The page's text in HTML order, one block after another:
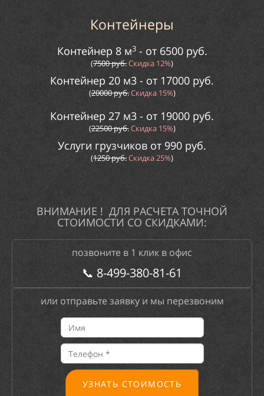
Контейнеры
Контейнер 8 м3- от6500 руб.
(7500руб.Скидка 12%)
Контейнер 20 м3 - от17000 руб.
(20000руб.Скидка15%)
Контейнер 27 м3 - от 19000 руб.
(22500руб.Скидка15%)
Услуги грузчиков от 990 руб.
(1250руб.Скидка25%)
ВНИМАНИЕ ! ДЛЯ РАСЧЕТА ТОЧНОЙ
СТОИМОСТИ СО СКИДКАМИ:
позвоните в 1 клик в офис
📞 8-499-380-81-61
или отправьте заявку и мы перезвоним
УЗНАТЬ СТОИМОСТЬ